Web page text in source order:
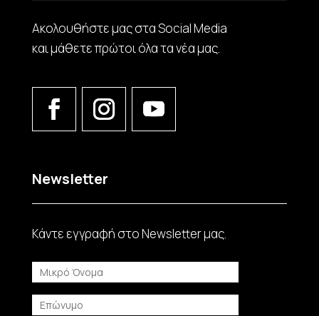
Ακολουθήστε μας στα Social Media
και μάθετε πρώτοι όλα τα νέα μας.
Newsletter
Κάντε εγγραφή στο Νewsletter μας.